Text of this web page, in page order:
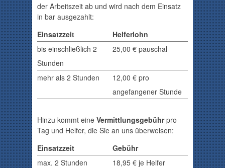
der Arbeitszeit ab und wird nach dem Einsatz
in bar ausgezahlt:
Einsatzzeit
Helferlohn
bis einschließlich 2
Stunden
25,00 € pauschal
mehr als 2 Stunden 12,00 € pro
angefangener Stunde
Hinzu kommt eine Vermittlungsgebührpro
Tag und Helfer, die Sie an uns überweisen:
Einsatzzeit
Gebühr
max. 2 Stunden
18,95 € je Helfer